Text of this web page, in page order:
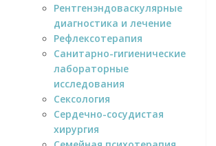
Рентгенэндоваскулярные
диагностика и лечение
Рефлексотерапия
Санитарно-гигиенические
лабораторные
исследования
Сексология
Сердечно-сосудистая
хирургия